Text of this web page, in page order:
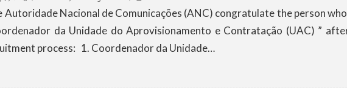
Autoridade Nacional de Comunicações (ANC) congratulate the person
da Unidade do Aprovisionamento e Contratação (UAC) ”
process: 1. Coordenador da Unidade…